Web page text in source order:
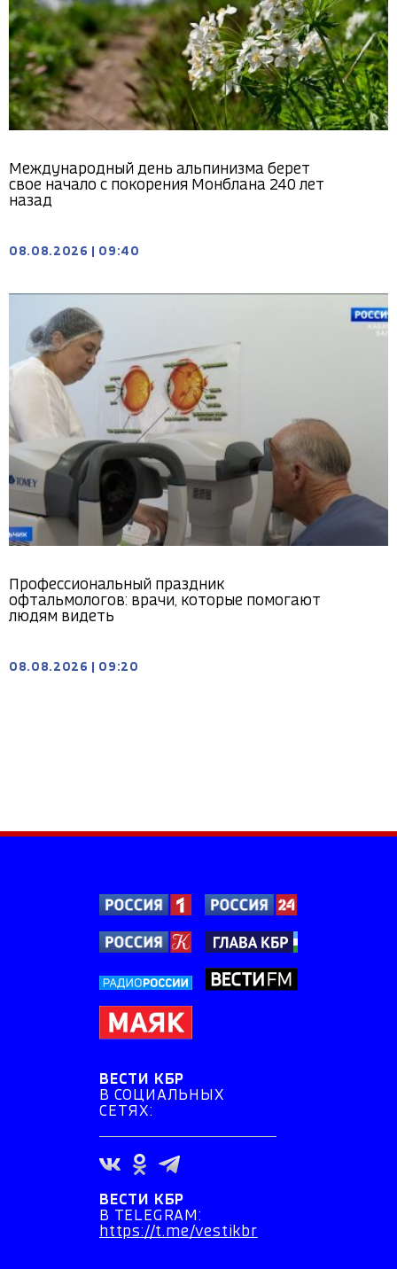
Международный день альпинизма берет
свое начало с покорения Монблана 240 лет
назад
08.08.2026 09:40
Профессиональный праздник
офтальмологов: врачи, которые помогают
людям видеть
08.08.2026 09:20
ВЕСТИ КБР
В СОЦИАЛЬНЫХ
СЕТЯХ:
ВЕСТИ КБР
В TELEGRAM:
https://t.me/vestikbr